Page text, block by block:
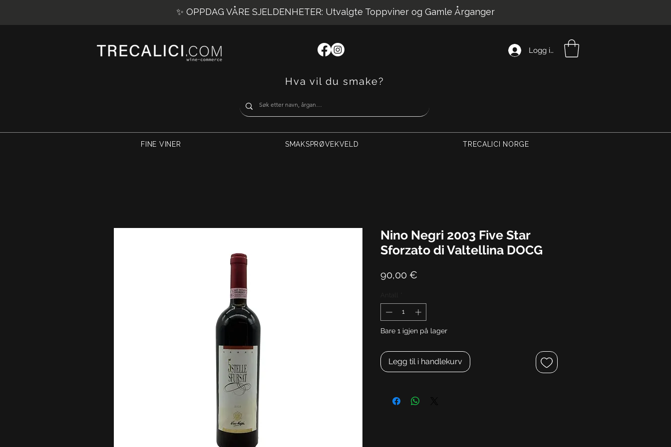
✨ OPPDAG VÅRE SJELDENHETER: Utvalgte Toppviner og Gamle Årganger
Logg inn
Hva vil du smake?
FINE VINER SMAKSPRØVEKVELD TRECALICI NORGE
Nino Negri 2003 Five Star
Sforzato di Valtellina DOCG
90,00 €
Bare 1 igjen på lager
Legg til i handlekurv